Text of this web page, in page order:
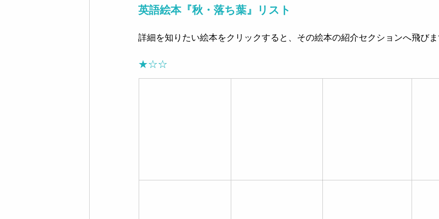
英語絵本『秋・落ち葉』リスト
詳細を知りたい絵本をクリックすると、その絵本の紹介セクションへ飛び
★☆☆